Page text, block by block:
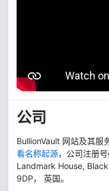
公司
BullionVault 网站及其服
看名称起源，公司注册
Landmark House,
9DP， 英国。